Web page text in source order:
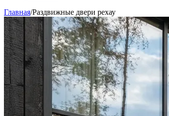
Главная/Раздвижные двери рехау